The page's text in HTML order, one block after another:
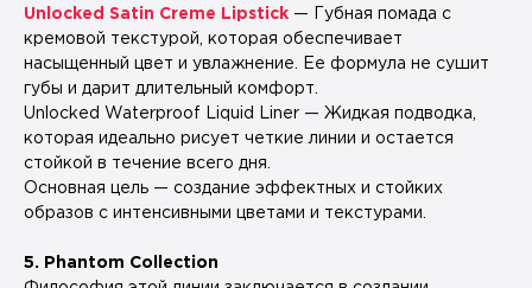
Unlocked Satin Creme Lipstick — Губная помада с
кремовой текстурой, которая обеспечивает
насыщенный цвет и увлажнение. Ее формула не сушит
губы и дарит длительный комфорт.
Unlocked Waterproof Liquid Liner — Жидкая подводка,
которая идеально рисует четкие линии и остается
стойкой в течение всего дня.
Основная цель — создание эффектных и стойких
образов с интенсивными цветами и текстурами.
5. Phantom Collection